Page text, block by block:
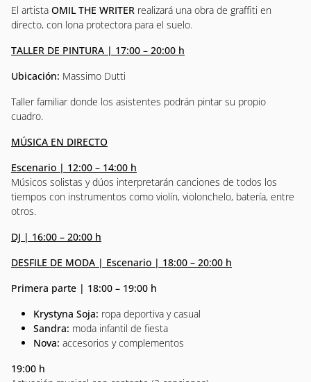
El artista OMIL THE WRITER realizará una obra de graffiti en
directo, con lona protectora para el suelo.
TALLER DE PINTURA | 17:00 – 20:00 h
Ubicación: Massimo Dutti
Taller familiar donde los asistentes podrán pintar su propio
cuadro.
MÚSICA EN DIRECTO
Escenario | 12:00 – 14:00 h
Músicos solistas y dúos interpretarán canciones de todos los
tiempos con instrumentos como violín, violonchelo, batería, entre
otros.
DJ | 16:00 – 20:00 h
DESFILE DE MODA | Escenario | 18:00 – 20:00 h
Primera parte | 18:00 – 19:00 h
Krystyna Soja: ropa deportiva y casual
Sandra: moda infantil de fiesta
Nova: accesorios y complementos
19:00 h